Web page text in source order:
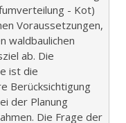
- Kot)
Voraussetzungen,
waldbaulichen
ab. Die
ist die
Berücksichtigung
der Planung
Die Frage der